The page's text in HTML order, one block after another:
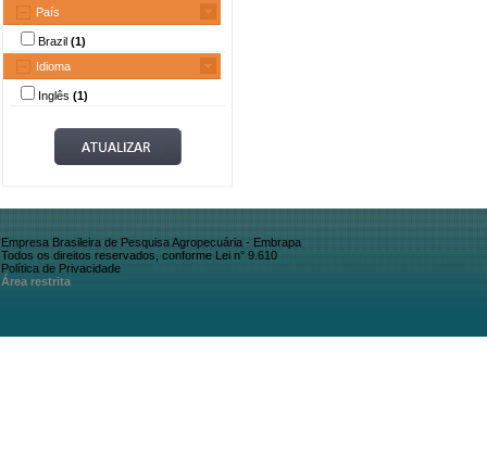
País
Brazil (1)
Idioma
Inglês (1)
Empresa Brasileira de Pesquisa Agropecuária - Embrapa
Todos os direitos reservados, conforme Lei n° 9.610
Política de Privacidade
Área restrita